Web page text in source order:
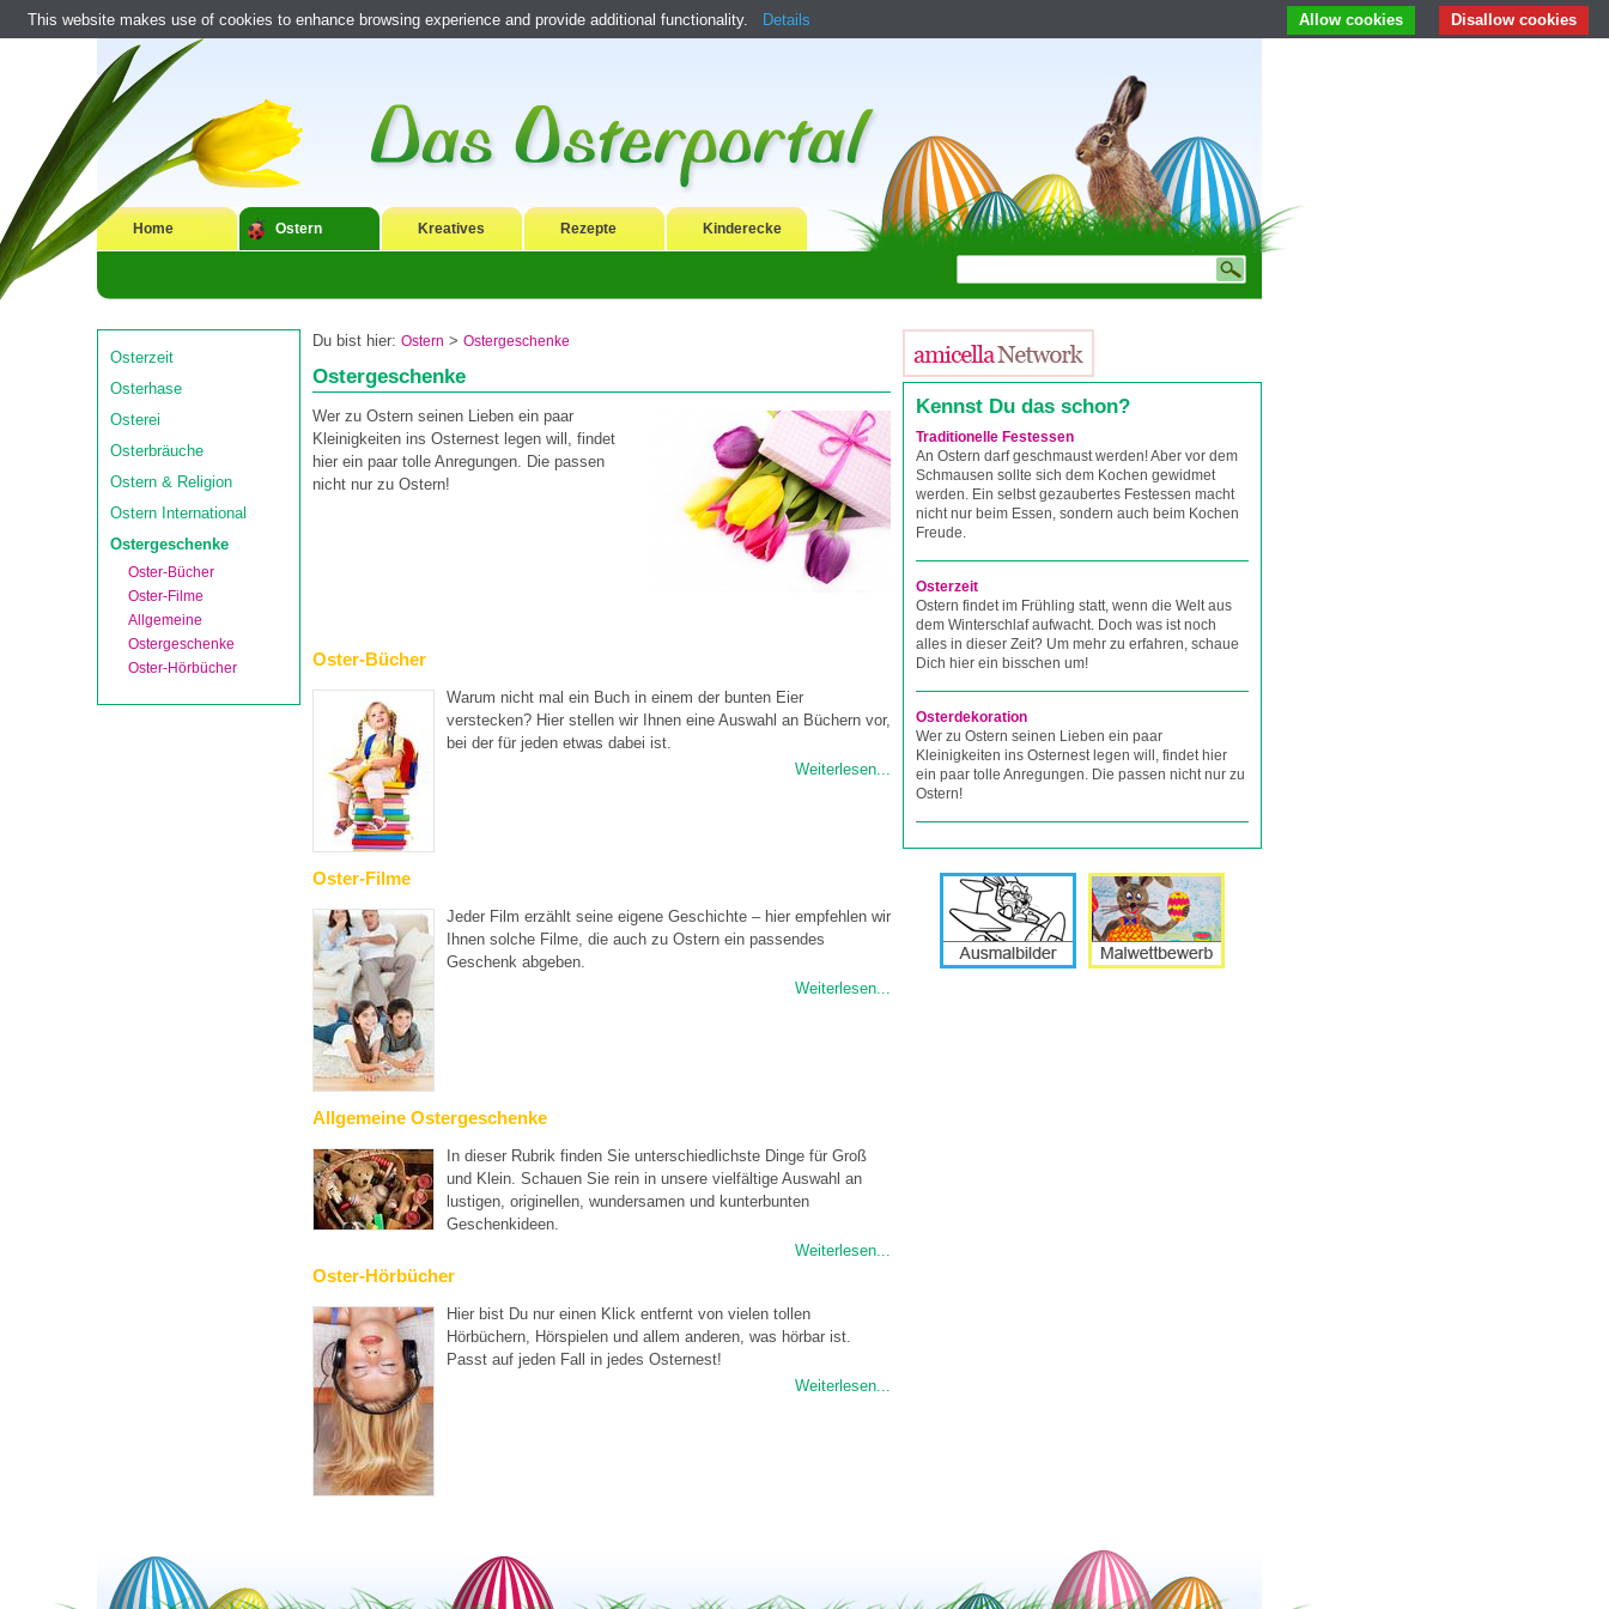
Home Ostern Kreatives Rezepte Kinderecke
Osterzeit
Osterhase
Osterei
Osterbräuche
Ostern & Religion
Ostern International
Ostergeschenke
Oster-Bücher
Oster-Filme
Allgemeine
Ostergeschenke
Oster-Hörbücher
Du bist hier: Ostern > Ostergeschenke
Ostergeschenke
Wer zu Ostern seinen Lieben ein paar
Kleinigkeiten ins Osternest legen will, findet
hier ein paar tolle Anregungen. Die passen
nicht nur zu Ostern!
Oster-Bücher
Warum nicht mal ein Buch in einem der bunten Eier
verstecken? Hier stellen wir Ihnen eine Auswahl an Büchern vor,
bei der für jeden etwas dabei ist.
Weiterlesen...
Oster-Filme
Jeder Film erzählt seine eigene Geschichte – hier empfehlen wir
Ihnen solche Filme, die auch zu Ostern ein passendes
Geschenk abgeben.
Weiterlesen...
Allgemeine Ostergeschenke
In dieser Rubrik finden Sie unterschiedlichste Dinge für Groß
und Klein. Schauen Sie rein in unsere vielfältige Auswahl an
lustigen, originellen, wundersamen und kunterbunten
Geschenkideen.
Weiterlesen...
Oster-Hörbücher
Hier bist Du nur einen Klick entfernt von vielen tollen
Hörbüchern, Hörspielen und allem anderen, was hörbar ist.
Passt auf jeden Fall in jedes Osternest!
Weiterlesen...
Kennst Du das schon?
Traditionelle Festessen
An Ostern darf geschmaust werden! Aber vor dem
Schmausen sollte sich dem Kochen gewidmet
werden. Ein selbst gezaubertes Festessen macht
nicht nur beim Essen, sondern auch beim Kochen
Freude.
Osterzeit
Ostern findet im Frühling statt, wenn die Welt aus
dem Winterschlaf aufwacht. Doch was ist noch
alles in dieser Zeit? Um mehr zu erfahren, schaue
Dich hier ein bisschen um!
Osterdekoration
Wer zu Ostern seinen Lieben ein paar
Kleinigkeiten ins Osternest legen will, findet hier
ein paar tolle Anregungen. Die passen nicht nur zu
Ostern!
This website makes use of cookies to enhance browsing experience and provide additional functionality. Details Disallow cookies
Allow cookies